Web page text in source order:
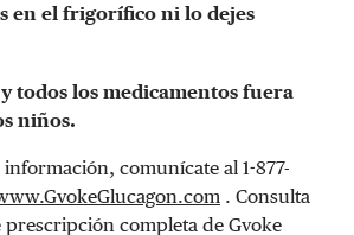
en el frigorífico ni lo dejes
todos los medicamentos fuera
niños.
comunícate al 1-877-
. Consulta
completa de Gvoke